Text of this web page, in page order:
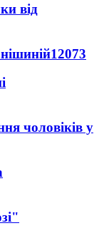
від
12073
чоловіків у